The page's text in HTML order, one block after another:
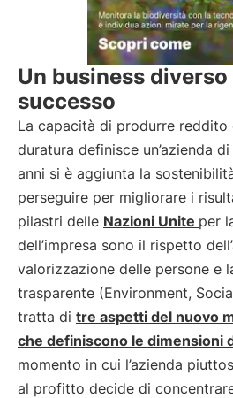
Un business
successo
La capacità di produrre reddito
duratura definisce un’azienda
anni si è aggiunta la
perseguire per migliorare i
pilastri delle Nazioni Unite per
dell’impresa sono il rispetto
valorizzazione delle persone e
trasparente (Environment,
tratta di tre aspetti del nuovo
che definiscono le dimensioni
momento in cui l’azienda
al profitto decide di